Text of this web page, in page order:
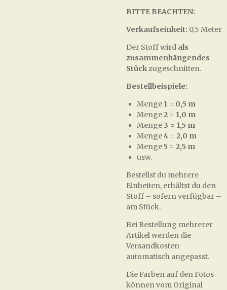
BITTE BEACHTEN:
Verkaufseinheit: 0,5 Meter
Der Stoff wird als
zusammenhängendes
Stückzugeschnitten.
Bestellbeispiele:
Menge 1 = 0,5 m
Menge2 = 1,0 m
Menge 3 = 1,5 m
Menge4 = 2,0 m
Menge5 = 2,5 m
usw.
Bestellst du mehrere
Einheiten, erhältst du den
Stoff – sofern verfügbar –
am Stück.
Bei Bestellung mehrerer
Artikel werden die
Versandkosten
automatisch angepasst.
Die Farben auf den Fotos
können vom Original